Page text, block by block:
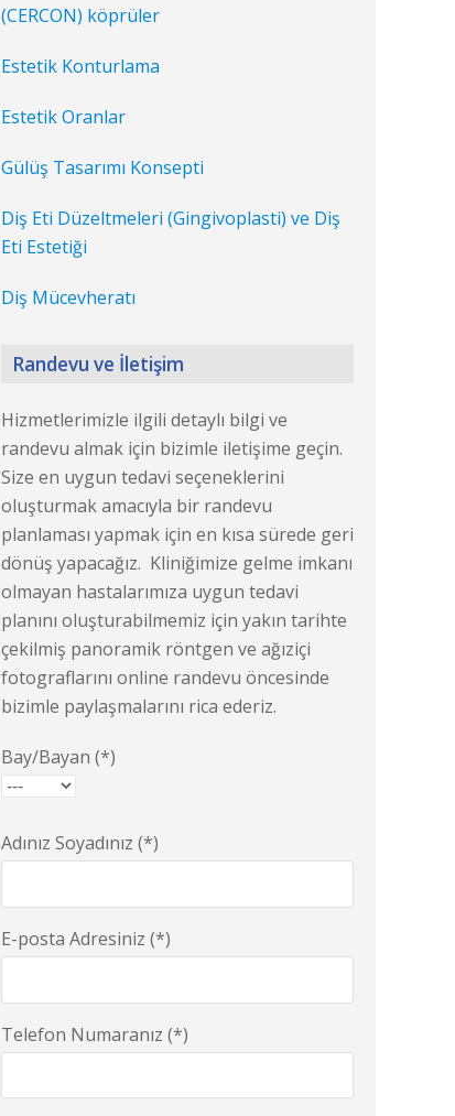
(CERCON) köprüler
Estetik Konturlama
Estetik Oranlar
Gülüş Tasarımı Konsepti
Diş Eti Düzeltmeleri (Gingivoplasti) ve Diş
Eti Estetiği
Diş Mücevheratı
Randevu ve İletişim
Hizmetlerimizle ilgili detaylı bilgi ve
randevu almak için bizimle iletişime geçin.
Size en uygun tedavi seçeneklerini
oluşturmak amacıyla bir randevu
planlaması yapmak için en kısa sürede geri
dönüş yapacağız. Kliniğimize gelme imkanı
olmayan hastalarımıza uygun tedavi
planını oluşturabilmemiz için yakın tarihte
çekilmiş panoramik röntgen ve ağıziçi
fotograflarını online randevu öncesinde
bizimle paylaşmalarını rica ederiz.
Bay/Bayan (*)
Adınız Soyadınız (*)
E-posta Adresiniz (*)
Telefon Numaranız (*)